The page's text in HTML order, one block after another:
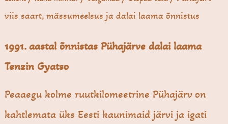
viis saart, mässu­meelsus ja dalai laama õnnistus
1991. aastal õnnistas Pühajärve dalai laama
Tenzin Gyatso
Peaaegu kolme ruutkilomeetrine Pühajärv on
kahtlemata üks Eesti kaunimaid järvi ja igati